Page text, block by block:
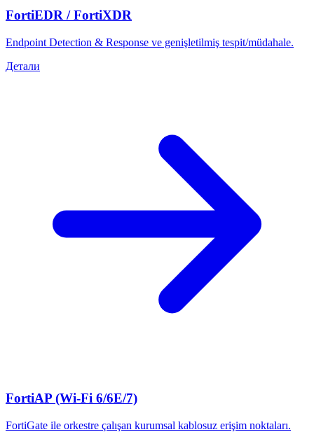
FortiEDR / FortiXDR
Endpoint Detection & Response ve genişletilmiş tespit/müdahale.
Детали
FortiAP (Wi-Fi 6/6E/7)
FortiGate ile orkestre çalışan kurumsal kablosuz erişim noktaları.